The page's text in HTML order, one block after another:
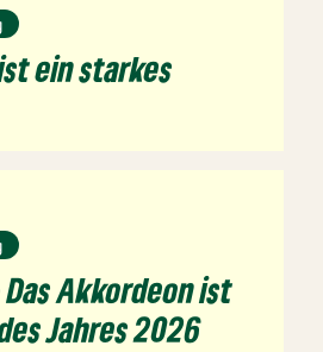
ein starkes
Akkordeon ist
Jahres 2026